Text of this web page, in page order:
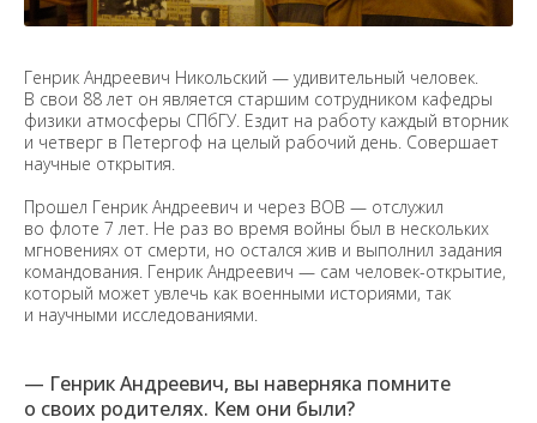
Генрик Андреевич Никольский — удивительный человек.
В свои 88 лет он является старшим сотрудником кафедры
физики атмосферы СПбГУ. Ездит на работу каждый вторник
и четверг в Петергоф на целый рабочий день. Совершает
научные открытия.
Прошел Генрик Андреевич и через ВОВ — отслужил
во флоте 7 лет. Не раз во время войны был в нескольких
мгновениях от смерти, но остался жив и выполнил задания
командования. Генрик Андреевич — сам человек-открытие,
который может увлечь как военными историями, так
и научными исследованиями.
— Генрик Андреевич, вы наверняка помните
о своих родителях. Кем они были?